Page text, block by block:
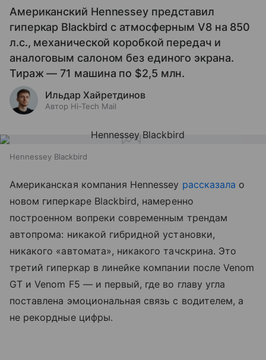
Американский Hennessey представил
гиперкар Blackbird с атмосферным V8 на 850
л.с., механической коробкой передач и
аналоговым салоном без единого экрана.
Тираж — 71 машина по $2,5 млн.
Ильдар Хайретдинов
Автор Hi-Tech Mail
Hennessey Blackbird
Американская компания Hennessey рассказала о
новом гиперкаре Blackbird, намеренно
построенном вопреки современным трендам
автопрома: никакой гибридной установки,
никакого «автомата», никакого тачскрина. Это
третий гиперкар в линейке компании после Venom
GT и Venom F5 — и первый, где во главу угла
поставлена эмоциональная связь с водителем, а
не рекордные цифры.